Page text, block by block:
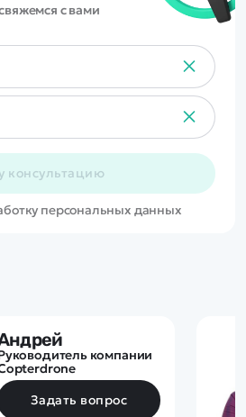
с вами
консультацию
персональных данных
компании
Задать вопрос